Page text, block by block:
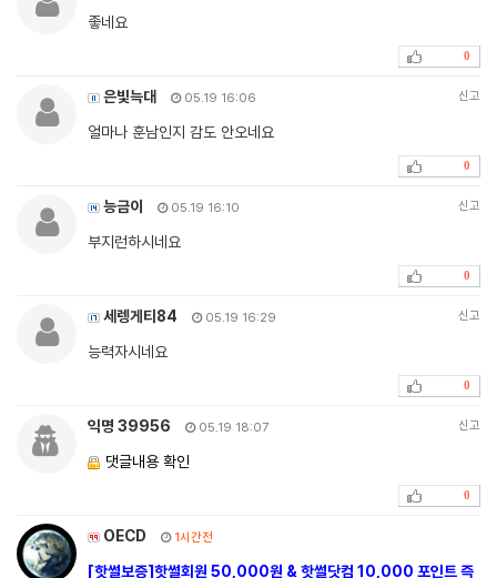
좋네요
0
은빛늑대 05.19 16:06 신고
얼마나 훈남인지 감도 안오네요
0
능금이 05.19 16:10 신고
부지런하시네요
0
세렝게티84 05.19 16:29 신고
능력자시네요
0
익명 39956 05.19 18:07 신고
댓글내용 확인
0
OECD 1시간전
[핫썰보증]핫썰회원 50,000원 & 핫썰닷컴 10,000 포인트 즉